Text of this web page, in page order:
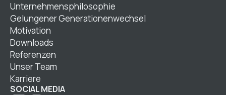
Unternehmensphilosophie
Gelungener Generationenwechsel
Motivation
Downloads
Referenzen
Unser Team
Karriere
SOCIAL MEDIA